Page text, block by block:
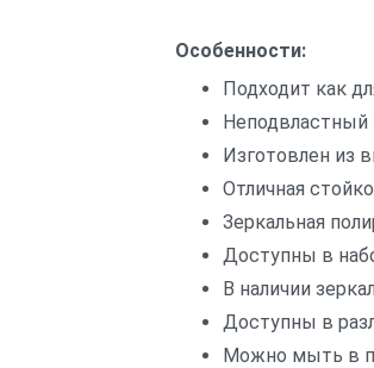
Особенности:
Подходит как
Неподвластный
Изготовлен из
Отличная
Зеркальная
Доступны в
В наличии
Доступны в
Можно мыть в